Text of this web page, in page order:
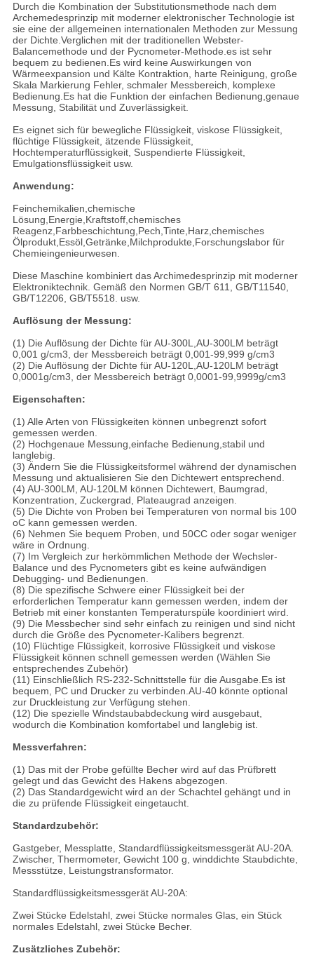
Durch die Kombination der Substitutionsmethode nach dem
Archemedesprinzip mit moderner elektronischer Technologie ist
sie eine der allgemeinen internationalen Methoden zur Messung
der Dichte.Verglichen mit der traditionellen Webster-
Balancemethode und der Pycnometer-Methode.es ist sehr
bequem zu bedienen.Es wird keine Auswirkungen von
Wärmeexpansion und Kälte Kontraktion, harte Reinigung, große
Skala Markierung Fehler, schmaler Messbereich, komplexe
Bedienung.Es hat die Funktion der einfachen Bedienung,genaue
Messung, Stabilität und Zuverlässigkeit.
Es eignet sich für bewegliche Flüssigkeit, viskose Flüssigkeit,
flüchtige Flüssigkeit, ätzende Flüssigkeit,
Hochtemperaturflüssigkeit, Suspendierte Flüssigkeit,
Emulgationsflüssigkeit usw.
Anwendung:
Feinchemikalien,chemische
Lösung,Energie,Kraftstoff,chemisches
Reagenz,Farbbeschichtung,Pech,Tinte,Harz,chemisches
Ölprodukt,Essöl,Getränke,Milchprodukte,Forschungslabor für
Chemieingenieurwesen.
Diese Maschine kombiniert das Archimedesprinzip mit moderner
Elektroniktechnik. Gemäß den Normen GB/T 611, GB/T11540,
GB/T12206, GB/T5518. usw.
Auflösung der Messung:
(1) Die Auflösung der Dichte für AU-300L,AU-300LM beträgt
0,001 g/cm3, der Messbereich beträgt 0,001-99,999 g/cm3
(2) Die Auflösung der Dichte für AU-120L,AU-120LM beträgt
0,0001g/cm3, der Messbereich beträgt 0,0001-99,9999g/cm3
Eigenschaften:
(1) Alle Arten von Flüssigkeiten können unbegrenzt sofort
gemessen werden.
(2) Hochgenaue Messung,einfache Bedienung,stabil und
langlebig.
(3) Ändern Sie die Flüssigkeitsformel während der dynamischen
Messung und aktualisieren Sie den Dichtewert entsprechend.
(4) AU-300LM, AU-120LM können Dichtewert, Baumgrad,
Konzentration, Zuckergrad, Plateaugrad anzeigen.
(5) Die Dichte von Proben bei Temperaturen von normal bis 100
oC kann gemessen werden.
(6) Nehmen Sie bequem Proben, und 50CC oder sogar weniger
wäre in Ordnung.
(7) Im Vergleich zur herkömmlichen Methode der Wechsler-
Balance und des Pycnometers gibt es keine aufwändigen
Debugging- und Bedienungen.
(8) Die spezifische Schwere einer Flüssigkeit bei der
erforderlichen Temperatur kann gemessen werden, indem der
Betrieb mit einer konstanten Temperaturspüle koordiniert wird.
(9) Die Messbecher sind sehr einfach zu reinigen und sind nicht
durch die Größe des Pycnometer-Kalibers begrenzt.
(10) Flüchtige Flüssigkeit, korrosive Flüssigkeit und viskose
Flüssigkeit können schnell gemessen werden (Wählen Sie
entsprechendes Zubehör)
(11) Einschließlich RS-232-Schnittstelle für die Ausgabe.Es ist
bequem, PC und Drucker zu verbinden.AU-40 könnte optional
zur Druckleistung zur Verfügung stehen.
(12) Die spezielle Windstaubabdeckung wird ausgebaut,
wodurch die Kombination komfortabel und langlebig ist.
Messverfahren:
(1) Das mit der Probe gefüllte Becher wird auf das Prüfbrett
gelegt und das Gewicht des Hakens abgezogen.
(2) Das Standardgewicht wird an der Schachtel gehängt und in
die zu prüfende Flüssigkeit eingetaucht.
Standardzubehör:
Gastgeber, Messplatte, Standardflüssigkeitsmessgerät AU-20A.
Zwischer, Thermometer, Gewicht 100 g, winddichte Staubdichte,
Messstütze, Leistungstransformator.
Standardflüssigkeitsmessgerät AU-20A:
Zwei Stücke Edelstahl, zwei Stücke normales Glas, ein Stück
normales Edelstahl, zwei Stücke Becher.
Zusätzliches Zubehör: